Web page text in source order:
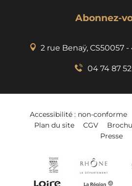
Abonnez-
2 rue Benaÿ, CS50057
04 74 87
Accessibilité : non-conforme
Plan du site
CGV
Presse